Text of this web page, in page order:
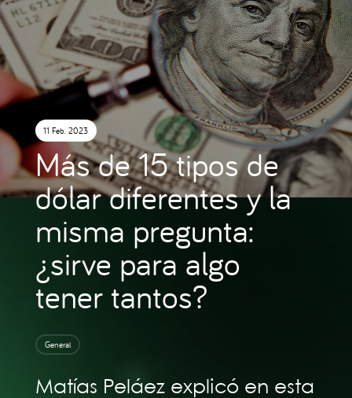
11 Feb. 2023
Más de 15 tipos de
dólar diferentes y la
misma pregunta:
¿sirve para algo
tener tantos?
General
Matías Peláez explicó en esta